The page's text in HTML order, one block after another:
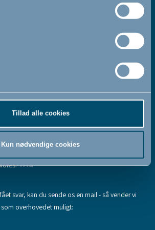
Tillad alle cookies
Kun nødvendige cookies
vores
Cookiepolitik
Tilmeld
du søgte, eller har du flere spørgsmål til
FAQ
svar, kan du sende os en mail - så vender vi
overhovedet muligt: